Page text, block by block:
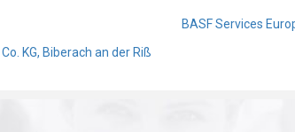
KG, Biberach an der Riß
BASF Services